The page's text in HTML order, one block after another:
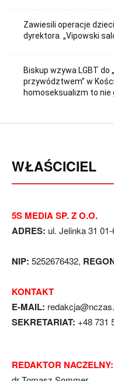
Zawiesili operacje
dyrektora. „Vipowski
Biskup wzywa LGBT do
przywództwem” w
homoseksualizm to nie
WŁAŚCICIEL
5S MEDIA SP. Z O.O.
ADRES: ul. Jelinka 31
NIP: 5252676432,
KONTAKT
E-MAIL:
SEKRETARIAT: +48 731
REDAKTOR NACZELNY: